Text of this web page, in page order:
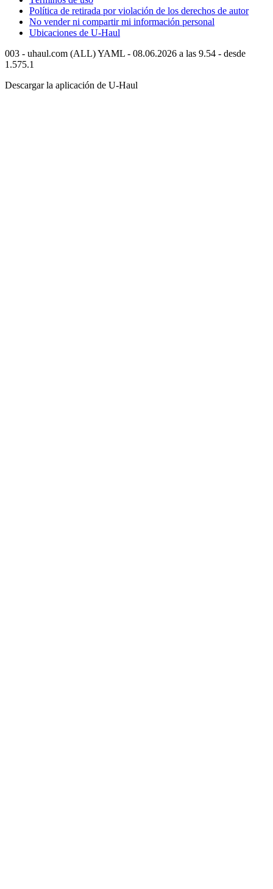
Política de retirada por violación de los derechos de autor
No vender ni compartir mi información personal
Ubicaciones de U-Haul
003 - uhaul.com (ALL) YAML - 08.06.2026 a las 9.54 - desde
1.575.1
Descargar la aplicación de U-Haul